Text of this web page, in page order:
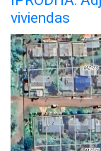
viviendas